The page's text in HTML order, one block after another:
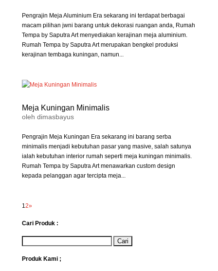
Pengrajin Meja Aluminium Era sekarang ini terdapat berbagai
macam pilihan jwni barang untuk dekorasi ruangan anda, Rumah
Tempa by Saputra Art menyediakan kerajinan meja aluminium.
Rumah Tempa by Saputra Art merupakan bengkel produksi
kerajinan tembaga kuningan, namun...
Meja Kuningan Minimalis
oleh dimasbayus
Pengrajin Meja Kuningan Era sekarang ini barang serba
minimalis menjadi kebutuhan pasar yang masive, salah satunya
ialah kebutuhan interior rumah seperti meja kuningan minimalis.
Rumah Tempa by Saputra Art menawarkan custom design
kepada pelanggan agar tercipta meja...
12»
Cari Produk :
Produk Kami ;